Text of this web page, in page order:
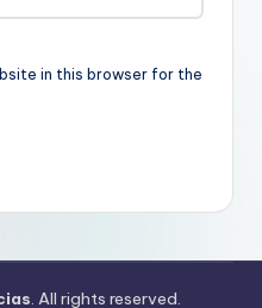
in this browser for the
. All rights reserved.